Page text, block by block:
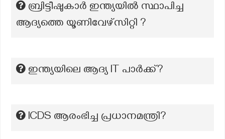
ബ്രിട്ടീഷുകാർ ഇന്ത്യയിൽ സ്ഥാപിച്ച
ആദ്യത്തെ യൂണിവേഴ്സിറ്റി ?
ഇന്ത്യയിലെ ആദ്യ IT പാർക്ക്?
ICDS ആരംഭിച്ച പ്രധാനമന്ത്രി?